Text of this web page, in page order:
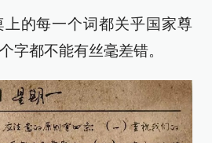
的每一个词都关乎国家尊
字都不能有丝毫差错。